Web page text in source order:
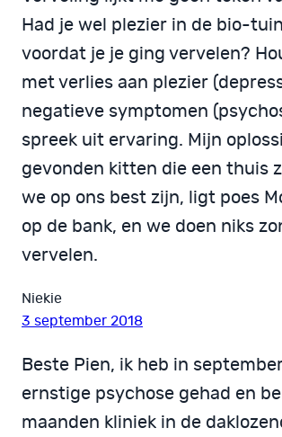
Had je wel plezier in de bio-
voordat je je ging vervelen?
met verlies aan plezier
negatieve symptomen
spreek uit ervaring. Mijn
gevonden kitten die een thuis
we op ons best zijn, ligt poes
op de bank, en we doen niks
vervelen.
Niekie
3 september 2018
Beste Pien, ik heb in
ernstige psychose gehad en
maanden kliniek in de